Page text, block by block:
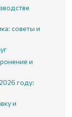
советы и
и
году:
и